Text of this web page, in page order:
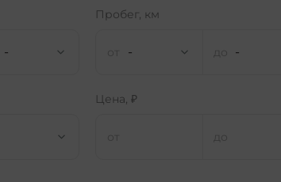
-
Пробег, км
- -
Цена, ₽